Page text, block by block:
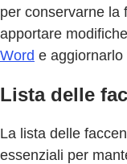
per conservarne la
apportare
Word e aggiornarlo
Lista delle
La lista delle
essenziali per